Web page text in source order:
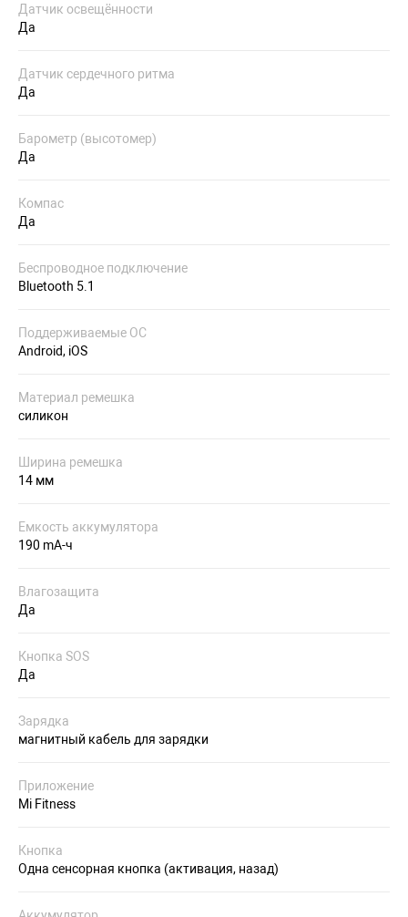
Датчик освещённости
Да
Датчик сердечного ритма
Да
Барометр (высотомер)
Да
Компас
Да
Беспроводное подключение
Bluetooth 5.1
Поддерживаемые ОС
Android, iOS
Материал ремешка
силикон
Ширина ремешка
14 мм
Емкость аккумулятора
190 mA-ч
Влагозащита
Да
Кнопка SOS
Да
Зарядка
магнитный кабель для зарядки
Приложение
Mi Fitness
Кнопка
Одна сенсорная кнопка (активация, назад)